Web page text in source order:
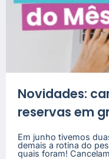
Novidades:
reservas em
Em junho tivemos
demais a rotina do
quais foram!